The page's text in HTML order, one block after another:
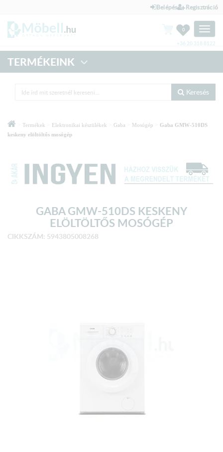
Belépés Regisztráció
Toggle
0
+36 20 318 8122
TERMÉKEINK
Keresés
Termékek Elektronikai készülékek Gaba Mosógép
Gaba GMW-510DS
keskeny elöltöltős mosógép
GABA GMW-510DS KESKENY
ELÖLTÖLTŐS MOSÓGÉP
CIKKSZÁM: 5943805008268